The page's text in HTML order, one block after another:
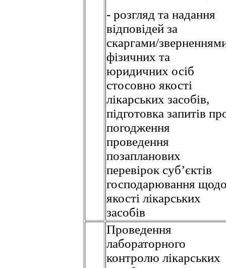
- розгляд та надання
відповідей за
скаргами/
фізичних та
юридичних осіб
стосовно якості
лікарських засобів,
підготовка запитів
погодження
проведення
позапланових
перевірок суб’єктів
господарювання
якості лікарських
засобів
Проведення
лабораторного
контролю лікарських